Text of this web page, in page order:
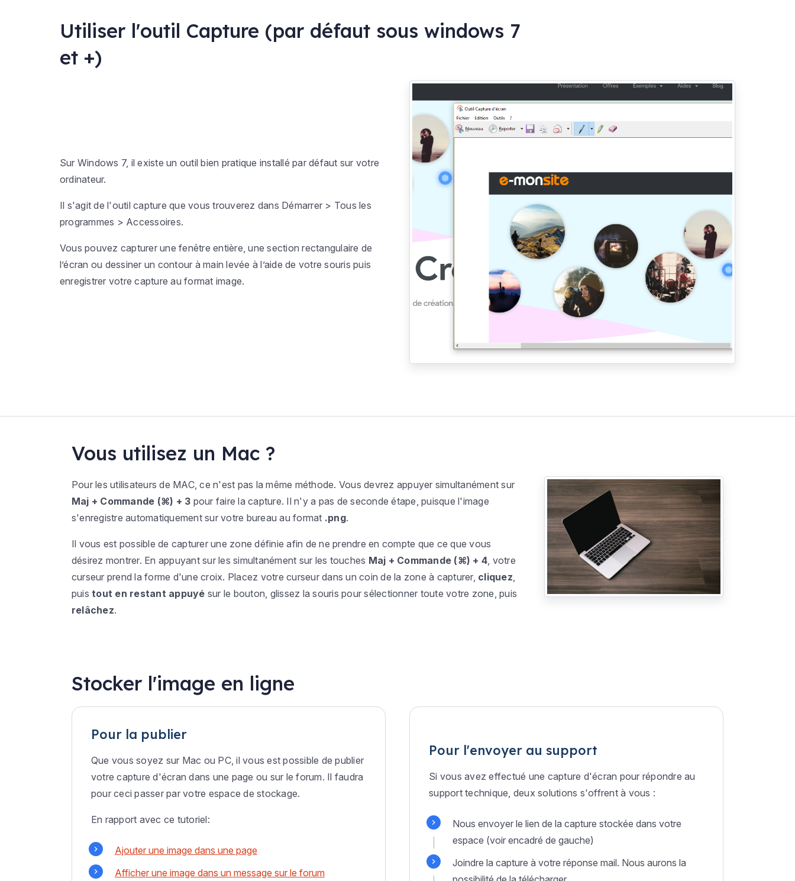
Utiliser l'outil Capture (par défaut sous windows 7
et +)
Sur Windows 7, il existe un outil bien pratique installé par défaut sur votre
ordinateur.
Il s'agit de l'outil capture que vous trouverez dans Démarrer > Tous les
programmes > Accessoires.
Vous pouvez capturer une fenêtre entière, une section rectangulaire de
l’écran ou dessiner un contour à main levée à l’aide de votre souris puis
enregistrer votre capture au format image.
Vous utilisez un Mac ?
Pour les utilisateurs de MAC, ce n'est pas la même méthode. Vous devrez appuyer simultanément sur
Maj + Commande (⌘) + 3 pour faire la capture. Il n'y a pas de seconde étape, puisque l'image
s'enregistre automatiquement sur votre bureau au format .png.
Il vous est possible de capturer une zone définie afin de ne prendre en compte que ce que vous
désirez montrer. En appuyant sur les simultanément sur les touches Maj + Commande (⌘) + 4 , votre
curseur prend la forme d'une croix. Placez votre curseur dans un coin de la zone à capturer, cliquez
puistout en restant appuyé sur le bouton, glissez la souris pour sélectionner toute votre zone, puis
relâchez.
Stocker l'image en ligne
Pour la publier
Que vous soyez sur Mac ou PC, il vous est possible de publier
votre capture d'écran dans une page ou sur le forum. Il faudra
pour ceci passer par votre espace de stockage.
En rapport avec ce tutoriel:
Ajouter une image dans une page
Afficher une image dans un message sur le forum
Pour l'envoyer au support
Si vous avez effectué une capture d'écran pour répondre au
support technique, deux solutions s'offrent à vous :
Nous envoyer le lien de la capture stockée dans votre
espace (voir encadré de gauche)
Joindre la capture à votre réponse mail. Nous aurons la